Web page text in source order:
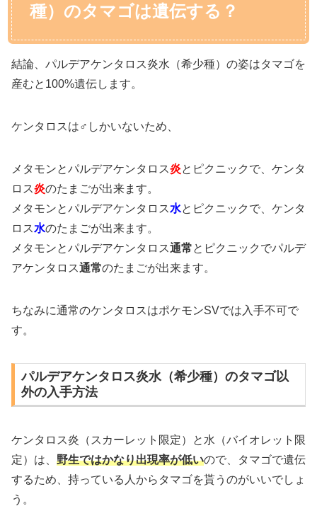
種）のタマゴは遺伝する？
結論、パルデアケンタロス炎水（希少種）の姿はタマゴを
産むと100%遺伝します。
ケンタロスは♂しかいないため、
メタモンとパルデアケンタロス炎とピクニックで、ケンタ
ロス炎のたまごが出来ます。
メタモンとパルデアケンタロス水とピクニックで、ケンタ
ロス水のたまごが出来ます。
メタモンとパルデアケンタロス通常とピクニックでパルデ
アケンタロス通常のたまごが出来ます。
ちなみに通常のケンタロスはポケモンSVでは入手不可で
す。
パルデアケンタロス炎水（希少種）のタマゴ以
外の入手方法
ケンタロス炎（スカーレット限定）と水（バイオレット限
定）は、 野生ではかなり出現率が低いので、タマゴで遺伝
するため、持っている人からタマゴを貰うのがいいでしょ
う。